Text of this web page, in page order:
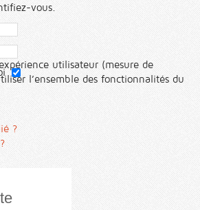
vous.
?
utilisateur (mesure de
l’ensemble des fonctionnalités du